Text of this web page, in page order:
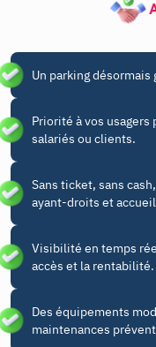
Un parking
Priorité à vos
salariés ou clients.
Sans ticket, sans
ayant-droits et
Visibilité en temps
accès et la rentabilité.
Des équipements
maintenances